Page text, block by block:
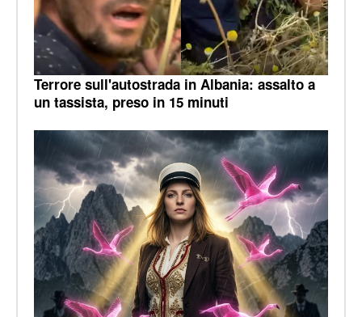
Terrore sull'autostrada in Albania: assalto a
un tassista, preso in 15 minuti